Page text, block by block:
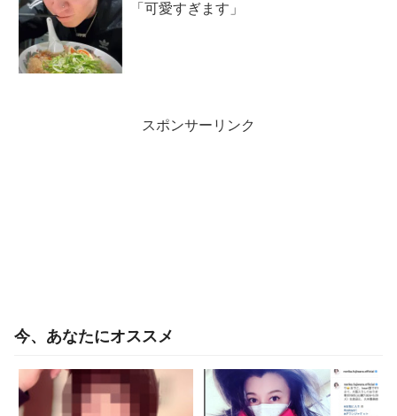
「可愛すぎます」
スポンサーリンク
今、あなたにオススメ